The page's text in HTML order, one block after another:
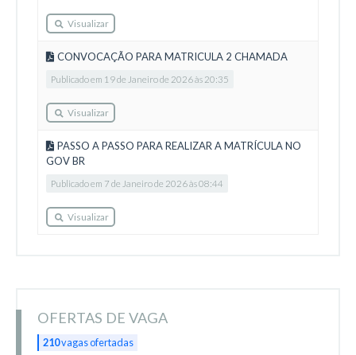
Visualizar
CONVOCAÇÃO PARA MATRICULA 2 CHAMADA
Publicado em 19 de Janeiro de 2026 às 20:35
Visualizar
PASSO A PASSO PARA REALIZAR A MATRÍCULA NO
GOV BR
Publicado em 7 de Janeiro de 2026 às 08:44
Visualizar
OFERTAS DE VAGA
210vagas ofertadas